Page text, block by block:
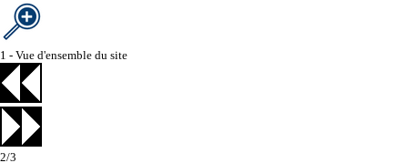
1 - Vue d'ensemble du site
2/3